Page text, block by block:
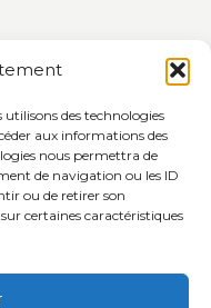
utilisons des technologies
aux informations des
nous permettra de
de navigation ou les ID
ou de retirer son
certaines caractéristiques